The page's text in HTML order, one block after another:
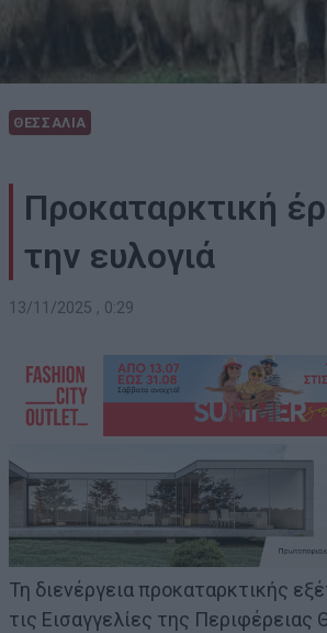
ΘΕΣΣΑΛΙΑ
Προκαταρκτική
την ευλογιά
13/11/2025 , 0:29
Τη διενέργεια προκαταρκτικής
τις Εισαγγελίες της Περιφέρειας